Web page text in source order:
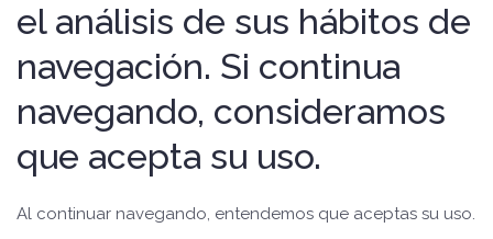
el análisis de sus hábitos de
navegación. Si continua
navegando, consideramos
que acepta su uso.
Al continuar navegando, entendemos que aceptas su uso.